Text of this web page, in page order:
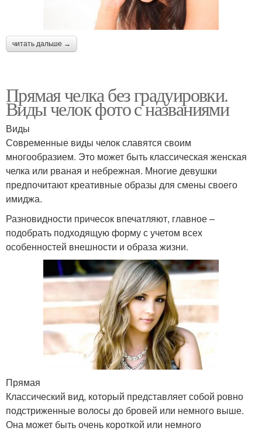
читать дальше →
Прямая челка без градуировки.
Виды челок фото с названиями
Виды
Современные виды челок славятся своим
многообразием. Это может быть классическая женская
челка или рваная и небрежная. Многие девушки
предпочитают креативные образы для смены своего
имиджа.
Разновидности причесок впечатляют, главное –
подобрать подходящую форму с учетом всех
особенностей внешности и образа жизни.
Прямая
Классический вид, который представляет собой ровно
подстриженные волосы до бровей или немного выше.
Она может быть очень короткой или немного